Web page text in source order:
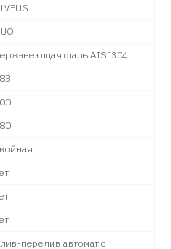
сталь AISI304
перелив автомат с